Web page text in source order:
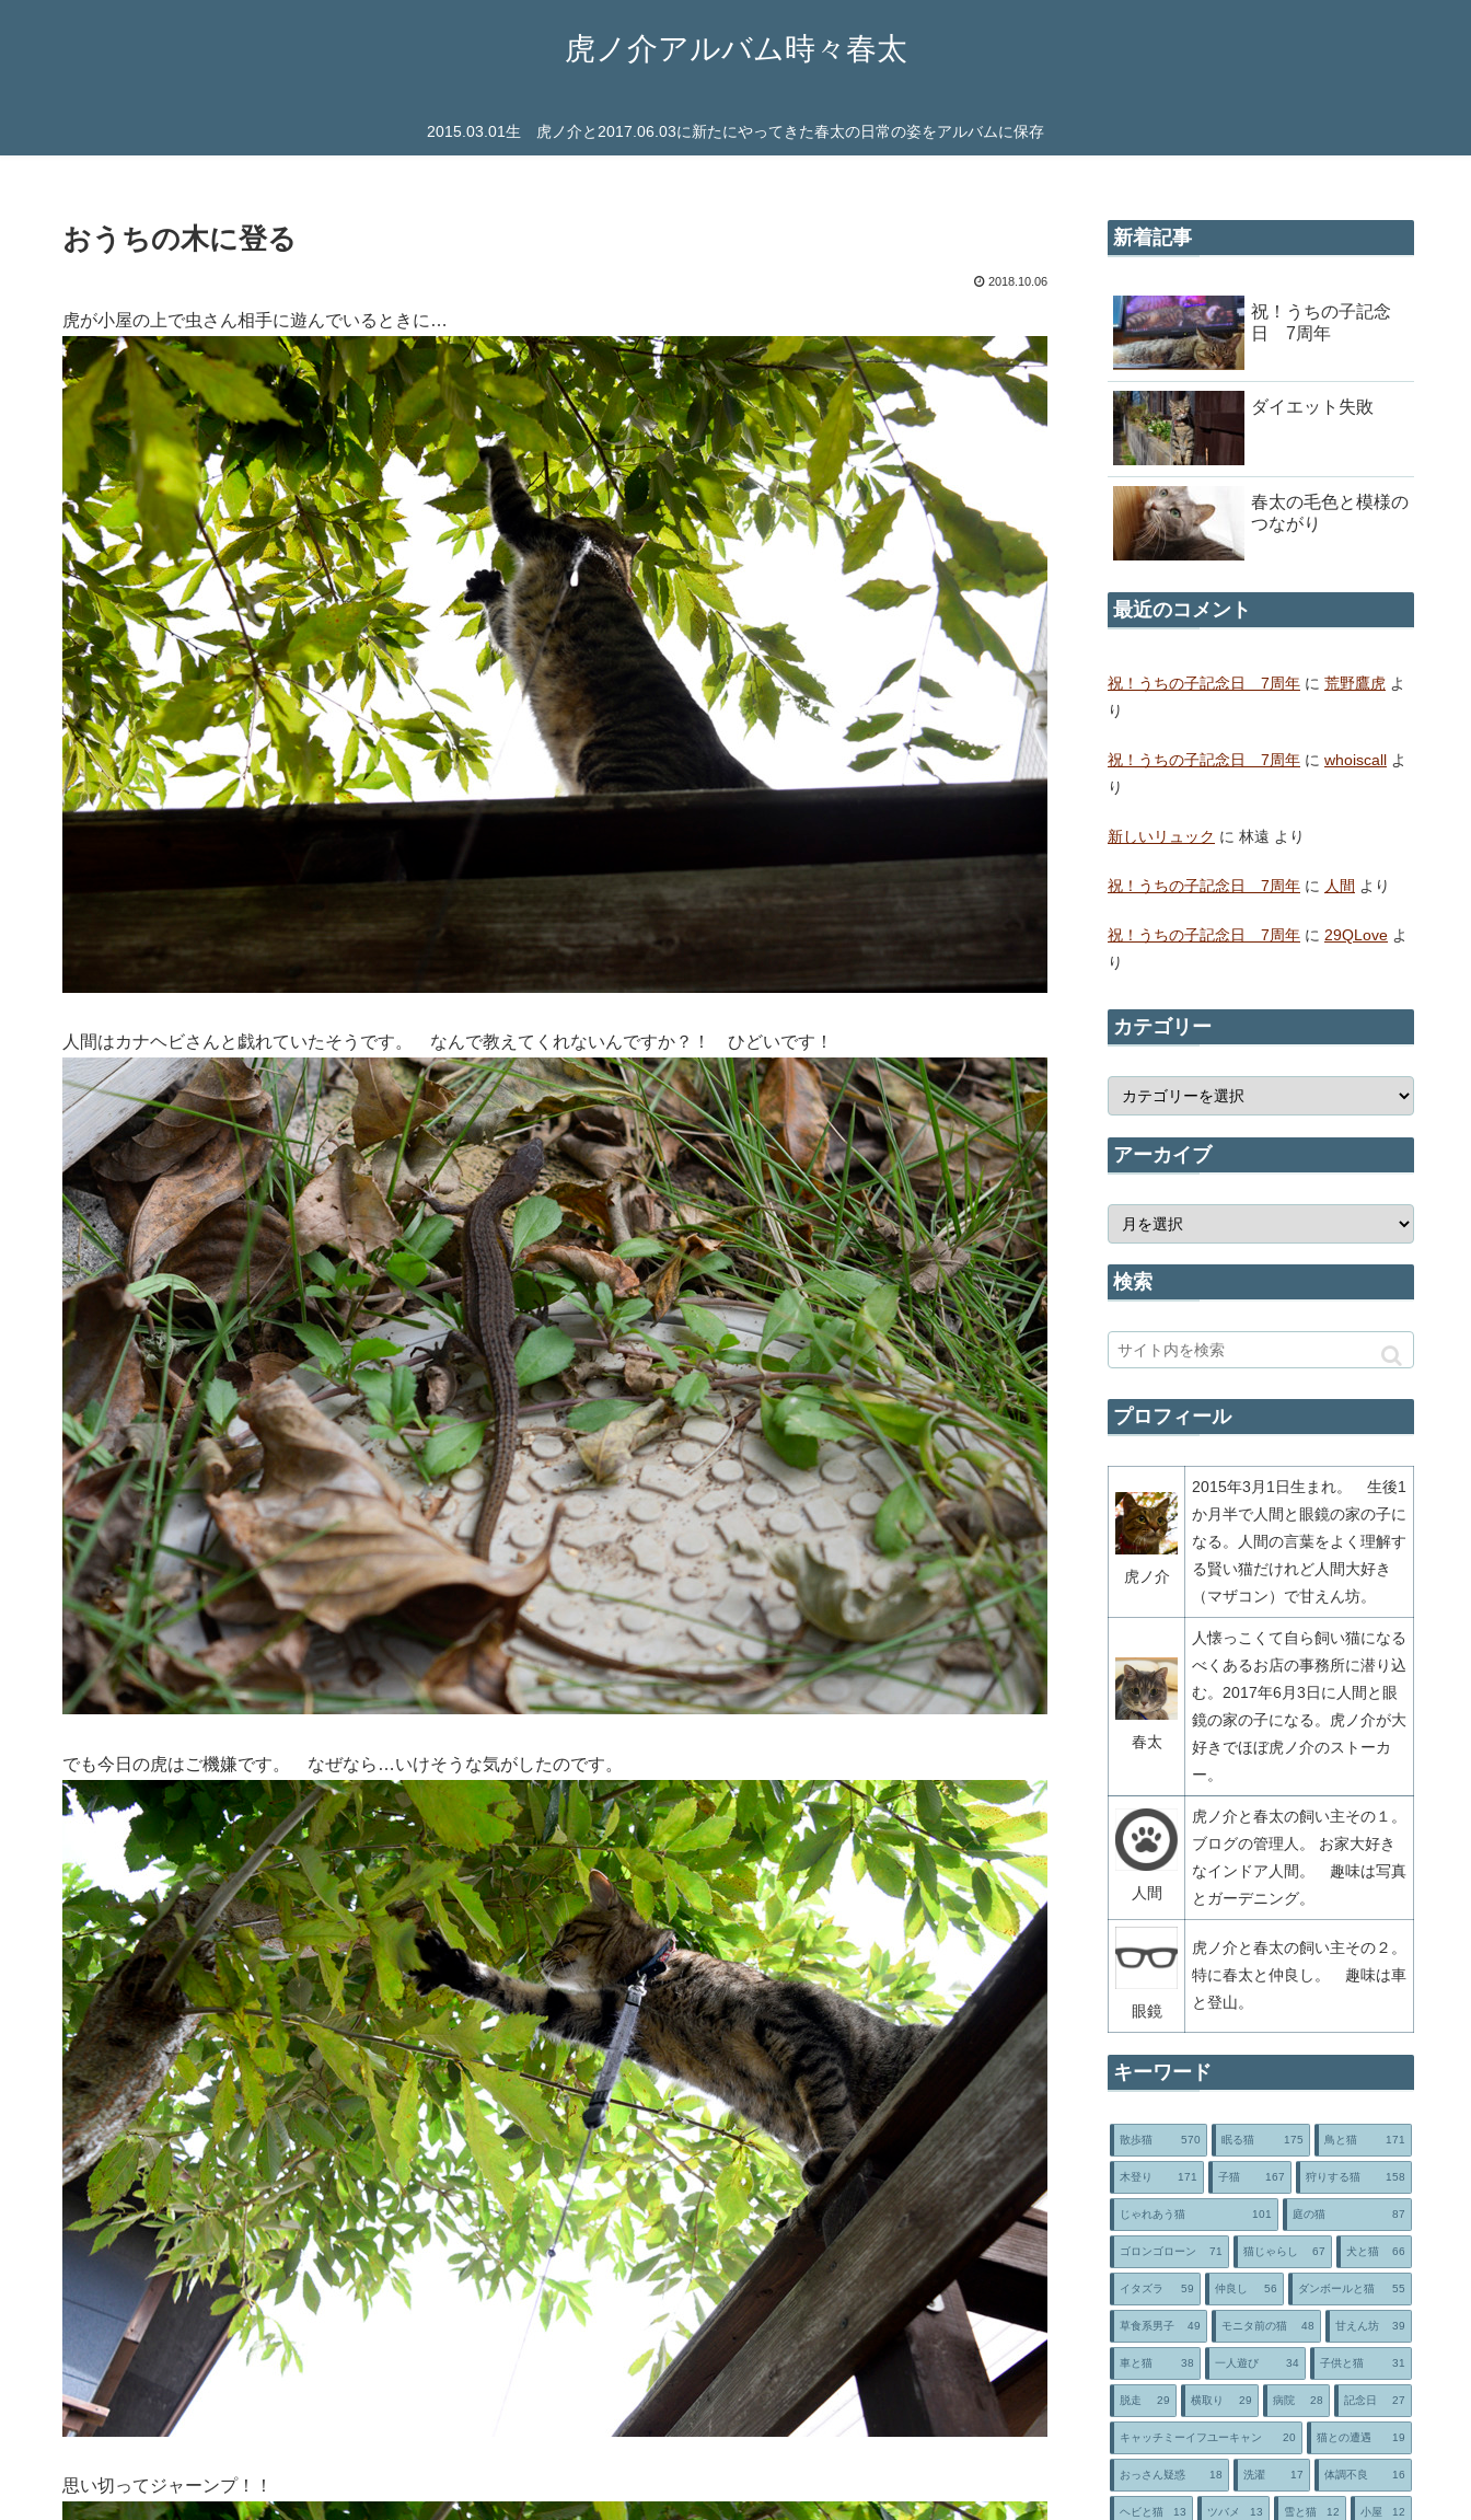
虎ノ介アルバム時々春太
2015.03.01生 虎ノ介と2017.06.03に新たにやってきた春太の日常の姿をアルバムに保存
おうちの木に登る
2018.10.06
虎が小屋の上で虫さん相手に遊んでいるときに…
人間はカナヘビさんと戯れていたそうです。 なんで教えてくれないんですか？！ ひどいです！
でも今日の虎はご機嫌です。 なぜなら…いけそうな気がしたのです。
思い切ってジャーンプ！！
新着記事
祝！うちの子記念
日 7周年
ダイエット失敗
春太の毛色と模様の
つながり
最近のコメント
祝！うちの子記念日 7周年 に 荒野鷹虎 よ
り
祝！うちの子記念日 7周年 に whoiscall よ
り
新しいリュック に 林遠 より
祝！うちの子記念日 7周年 に 人間 より
祝！うちの子記念日 7周年 に 29QLove よ
り
カテゴリー
アーカイブ
検索
プロフィール
虎ノ介
2015年3月1日生まれ。 生後1
か月半で人間と眼鏡の家の子に
なる。人間の言葉をよく理解す
る賢い猫だけれど人間大好き
（マザコン）で甘えん坊。
春太
人懐っこくて自ら飼い猫になる
べくあるお店の事務所に潜り込
む。2017年6月3日に人間と眼
鏡の家の子になる。虎ノ介が大
好きでほぼ虎ノ介のストーカ
ー。
人間
虎ノ介と春太の飼い主その１。
ブログの管理人。 お家大好き
なインドア人間。 趣味は写真
とガーデニング。
眼鏡
虎ノ介と春太の飼い主その２。
特に春太と仲良し。 趣味は車
と登山。
キーワード
散歩猫 570 眠る猫 175 鳥と猫 171
木登り 171 子猫 167 狩りする猫 158
じゃれあう猫 101 庭の猫 87
ゴロンゴローン 71 猫じゃらし 67 犬と猫 66
イタズラ 59 仲良し 56 ダンボールと猫 55
草食系男子 49 モニタ前の猫 48 甘えん坊 39
車と猫 38 一人遊び 34 子供と猫 31
脱走 29 横取り 29 病院 28 記念日 27
キャッチミーイフユーキャン 20 猫との遭遇 19
おっさん疑惑 18 洗濯 17 体調不良 16
ヘビと猫 13 ツバメ 13 雪と猫 12 小屋 12